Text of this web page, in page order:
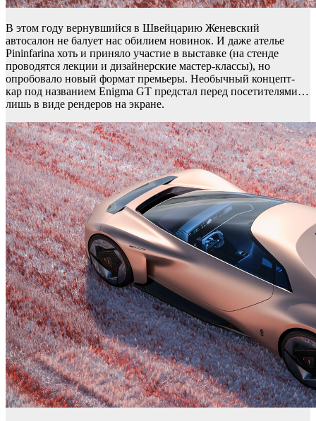
В этом году вернувшийся в Швейцарию Женевский
автосалон не балует нас обилием новинок. И даже ателье
Pininfarina хоть и приняло участие в выставке (на стенде
проводятся лекции и дизайнерские мастер-классы), но
опробовало новый формат премьеры. Необычный концепт-
кар под названием Enigma GT предстал перед посетителями…
лишь в виде рендеров на экране.